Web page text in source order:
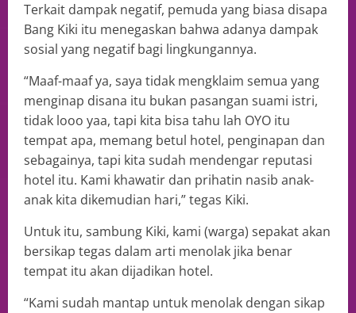
Terkait dampak negatif, pemuda yang biasa disapa
Bang Kiki itu menegaskan bahwa adanya dampak
sosial yang negatif bagi lingkungannya.
“Maaf-maaf ya, saya tidak mengklaim semua yang
menginap disana itu bukan pasangan suami istri,
tidak looo yaa, tapi kita bisa tahu lah OYO itu
tempat apa, memang betul hotel, penginapan dan
sebagainya, tapi kita sudah mendengar reputasi
hotel itu. Kami khawatir dan prihatin nasib anak-
anak kita dikemudian hari,” tegas Kiki.
Untuk itu, sambung Kiki, kami (warga) sepakat akan
bersikap tegas dalam arti menolak jika benar
tempat itu akan dijadikan hotel.
“Kami sudah mantap untuk menolak dengan sikap